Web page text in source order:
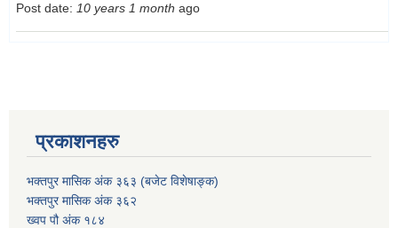
Post date: 10 years 1 month ago
प्रकाशनहरु
भक्तपुर मासिक अंक ३६३ (बजेट विशेषाङ्क)
भक्तपुर मासिक अंक ३६२
ख्वप पौ अंक १८४